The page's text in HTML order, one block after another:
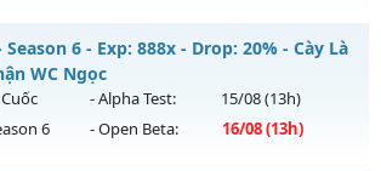
NẠP - TẶNG SET 400 FULL THẦN+3M
2026 - Mở máy chủ
BOSS 24/7 SĂN
vào 13h ngày 09/08/2626
6 - Exp: 888x - Drop: 20% - Cày Là
WC Ngọc
- Alpha Test: 15/08(13h)
6 - Open Beta: 16/08(13h)